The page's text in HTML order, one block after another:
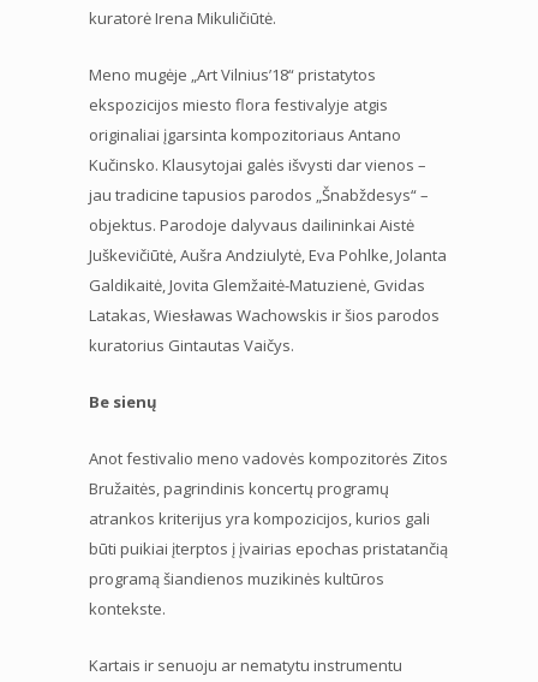
kuratorė Irena Mikuličiūtė.
Meno mugėje „Art Vilnius’18“ pristatytos
ekspozicijos miesto flora festivalyje atgis
originaliai įgarsinta kompozitoriaus Antano
Kučinsko. Klausytojai galės išvysti dar vienos –
jau tradicine tapusios parodos „Šnabždesys“ –
objektus. Parodoje dalyvaus dailininkai Aistė
Juškevičiūtė, Aušra Andziulytė, Eva Pohlke, Jolanta
Galdikaitė, Jovita Glemžaitė-Matuzienė, Gvidas
Latakas, Wiesławas Wachowskis ir šios parodos
kuratorius Gintautas Vaičys.
Be sienų
Anot festivalio meno vadovės kompozitorės Zitos
Bružaitės, pagrindinis koncertų programų
atrankos kriterijus yra kompozicijos, kurios gali
būti puikiai įterptos į įvairias epochas pristatančią
programą šiandienos muzikinės kultūros
kontekste.
Kartais ir senuoju ar nematytu instrumentu